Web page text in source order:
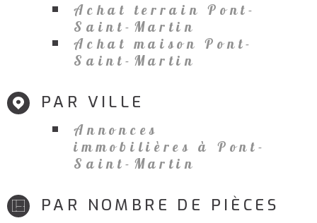
Achat terrain Pont-
Saint-Martin
Achat maison Pont-
Saint-Martin
PAR VILLE
Annonces
immobilières à Pont-
Saint-Martin
PAR NOMBRE DE PIÈCES